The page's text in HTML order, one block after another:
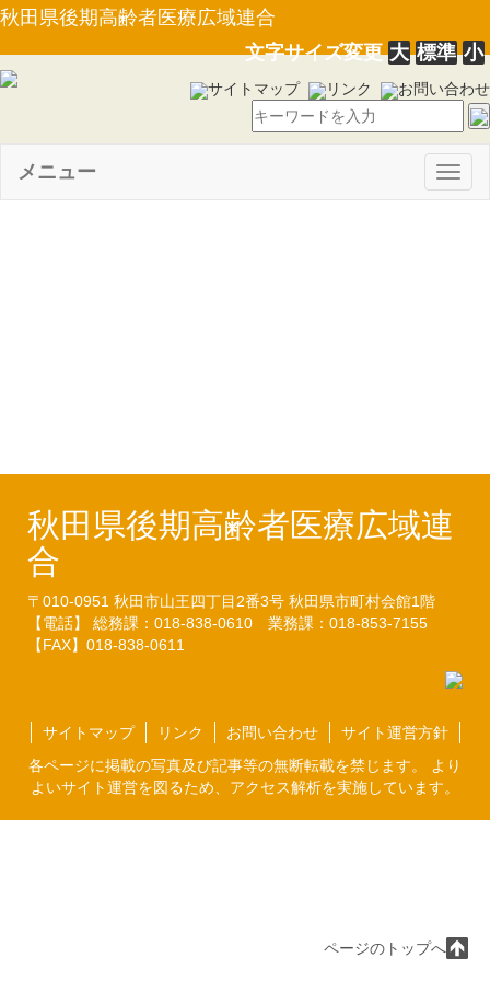
秋田県後期高齢者医療広域連合
文字サイズ変更大 標準 小
サイトマップ リンク お問い合わせ
メニュー
ページのトップへ
秋田県後期高齢者医療広域連
合
〒010-0951 秋田市山王四丁目2番3号 秋田県市町村会館1階
【電話】 総務課：018-838-0610 業務課：018-853-7155
【FAX】018-838-0611
サイトマップ リンク お問い合わせ
サイト運営方針
各ページに掲載の写真及び記事等の無断転載を禁じます。 より
よいサイト運営を図るため、アクセス解析を実施しています。